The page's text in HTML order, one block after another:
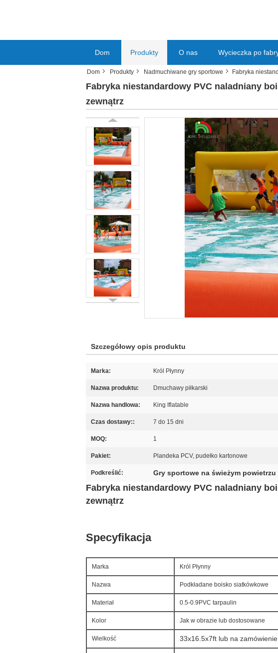
Dom Produkty O nas Wycieczka po
Dom Produkty Nadmuchiwane gry sportowe Fabryka
Fabryka niestandardowy PVC naladniany
zewnątrz
Szczegółowy opis produktu
Marka: Król Płynny
Nazwa produktu: Dmuchawy piłkarski
Nazwa handlowa: King Iflatable
Czas dostawy:: 7 do 15 dni
MOQ: 1
Pakiet: Plandeka PCV, pudełko kartonowe
Podkreślić: Gry sportowe na świeżym powietrzu
Fabryka niestandardowy PVC naladniany
zewnątrz
Specyfikacja
Marka Król Płynny
Nazwa Podkładane boisko siatkówkowe
Materiał 0.5-0.9PVC tarpaulin
Kolor Jak w obrazie lub dostosowane
Wielkość 33x16.5x7ft lub na zamówienie